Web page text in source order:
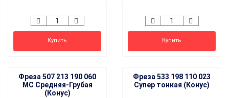
Купить Купить
Фреза 507 213 190 060
MC Средняя-Грубая
(Конус)
Фреза 533 198 110 023
Супер тонкая (Конус)